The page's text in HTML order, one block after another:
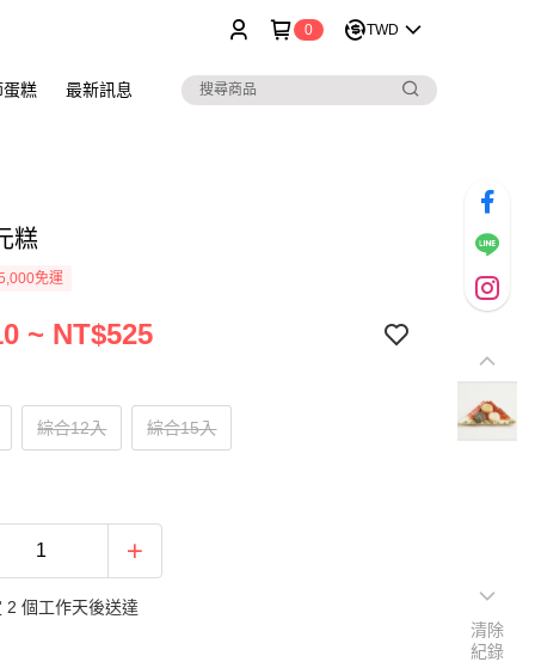
0 TWD
蛋糕 最新訊息
糕
免運
~ NT$525
綜合12入 綜合15入
2 個工作天後送達
清除
紀錄